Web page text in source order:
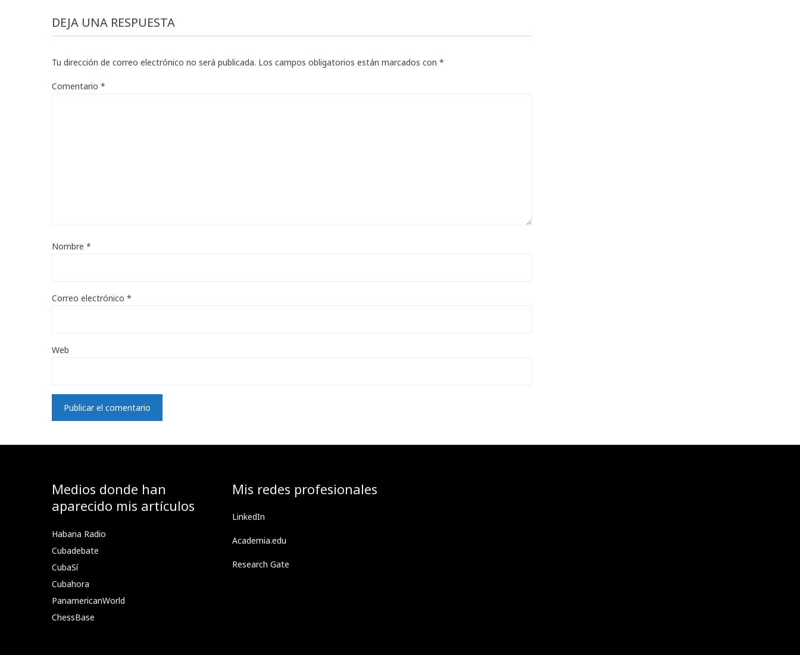
DEJA UNA RESPUESTA
Tu dirección de correo electrónico no será publicada. Los campos obligatorios están marcados con *
Comentario *
Nombre *
Correo electrónico *
Web
Medios donde han
aparecido mis artículos
Habana Radio
Cubadebate
CubaSí
Cubahora
PanamericanWorld
ChessBase
Mis redes profesionales
LinkedIn
Academia.edu
Research Gate